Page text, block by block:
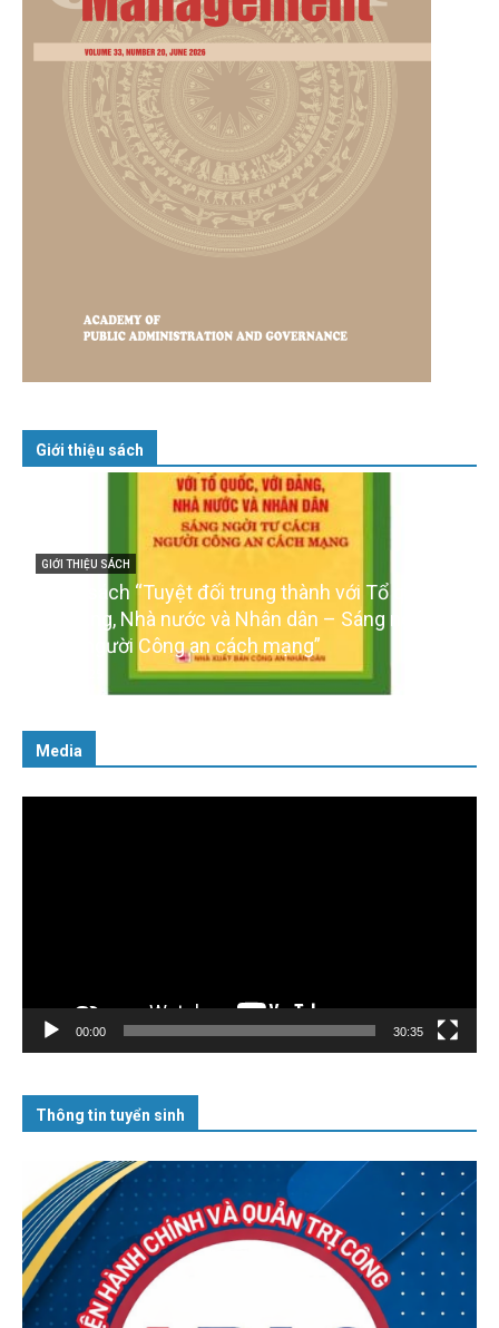
Giới thiệu sách
GIỚI THIỆU SÁCH
Cuốn sách “Tuyệt đối trung thành với Tổ quốc,
với Đảng, Nhà nước và Nhân dân – Sáng ngời tư
cách người Công an cách mạng”
Media
00:00 30:35
Thông tin tuyển sinh